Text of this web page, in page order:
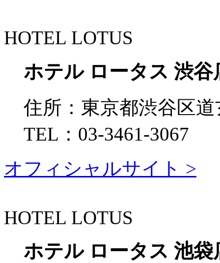
HOTEL LOTUS
ホテル ロータス 渋谷
住所： 東京都渋谷区道
TEL： 03-3461-3067
オフィシャルサイト >
HOTEL LOTUS
ホテル ロータス 池袋